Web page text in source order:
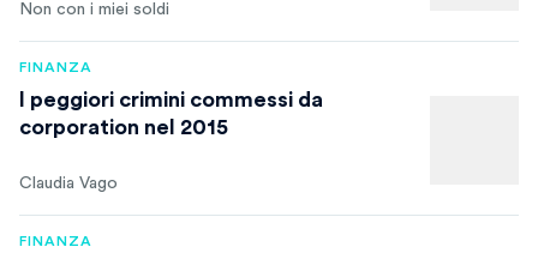
Non con i miei soldi
FINANZA
I peggiori crimini commessi da
corporation nel 2015
Claudia Vago
FINANZA